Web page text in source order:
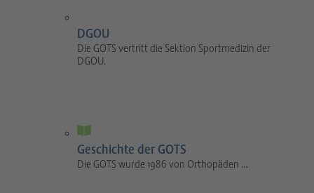
DGOU
Die GOTS vertritt die Sektion Sportmedizin der
DGOU.
Geschichte der GOTS
Die GOTS wurde 1986 von Orthopäden …